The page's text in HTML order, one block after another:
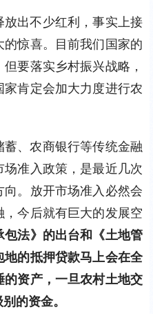
出不少红利，事实上接
惊喜。目前我们国家的
要落实乡村振兴战略，
肯定会加大力度进行农
、农商银行等传统金融
准入政策，是最近几次
。放开市场准入必然会
今后就有巨大的发展空
包法》的出台和《土地管
的抵押贷款马上会在全
的资产，一旦农村土地交
的资金。